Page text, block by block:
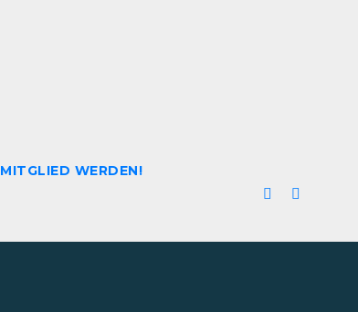
MITGLIED WERDEN!